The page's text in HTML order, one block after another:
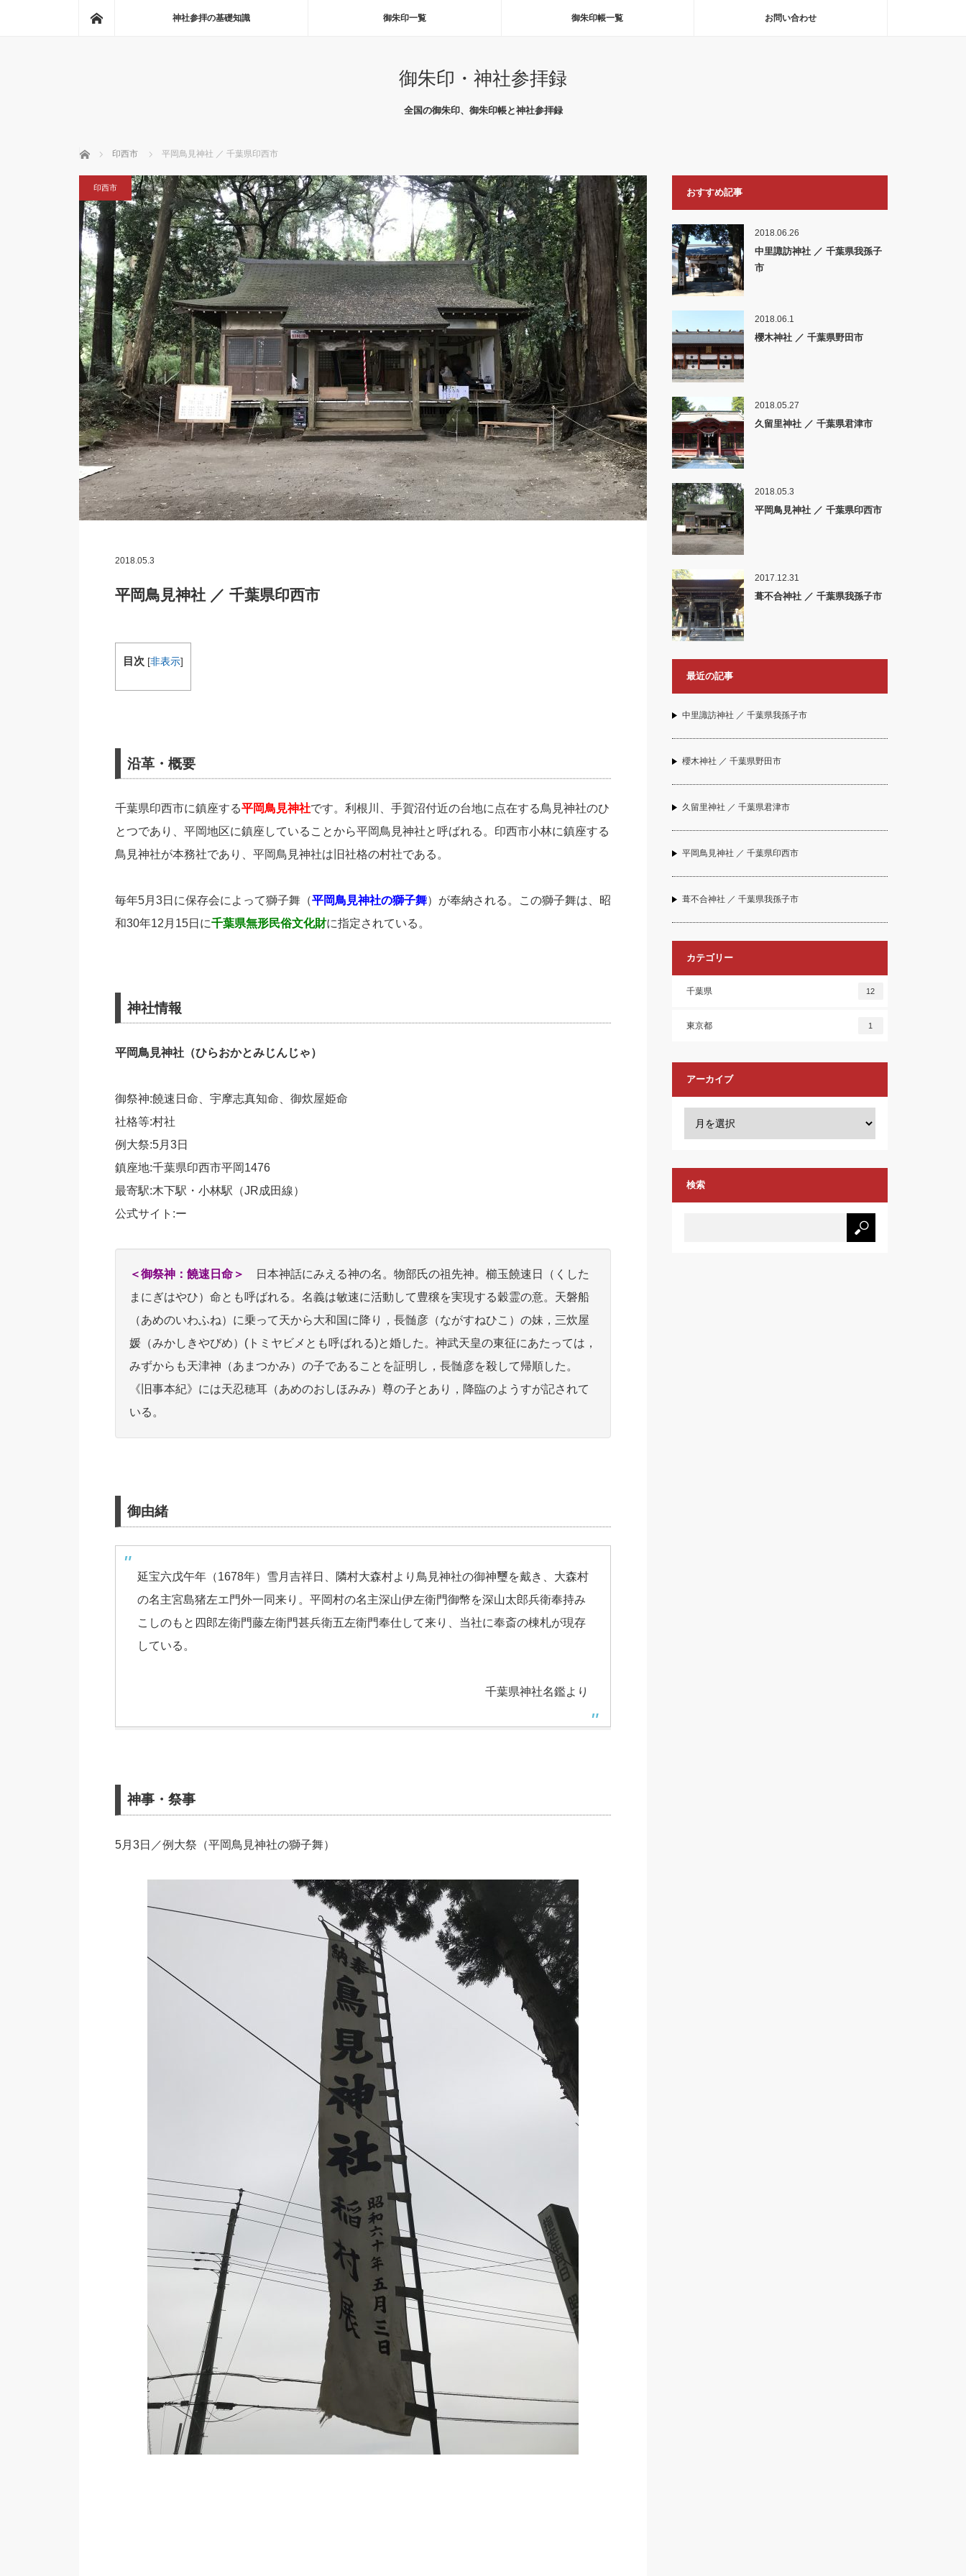
神社参拝の基礎知識 御朱印一覧 御朱印帳一覧 お問い合わせ
御朱印・神社参拝録
全国の御朱印、御朱印帳と神社参拝録
ホーム 印西市 平岡鳥見神社 ／ 千葉県印西市
印西市
2018.05.3
平岡鳥見神社 ／ 千葉県印西市
目次 [非表示]
沿革・概要
千葉県印西市に鎮座する平岡鳥見神社です。利根川、手賀沼付近の台地に点在する鳥見神社のひ
とつであり、平岡地区に鎮座していることから平岡鳥見神社と呼ばれる。印西市小林に鎮座する
鳥見神社が本務社であり、平岡鳥見神社は旧社格の村社である。
毎年5月3日に保存会によって獅子舞（平岡鳥見神社の獅子舞）が奉納される。この獅子舞は、昭
和30年12月15日に千葉県無形民俗文化財に指定されている。
神社情報
平岡鳥見神社（ひらおかとみじんじゃ）
御祭神:饒速日命、宇摩志真知命、御炊屋姫命
社格等:村社
例大祭:5月3日
鎮座地:千葉県印西市平岡1476
最寄駅:木下駅・小林駅（JR成田線）
公式サイト:ー
＜御祭神：饒速日命＞
日本神話にみえる神の名。物部氏の祖先神。櫛玉饒速日（くした
まにぎはやひ）命とも呼ばれる。名義は敏速に活動して豊穣を実現する穀霊の意。天磐船
（あめのいわふね）に乗って天から大和国に降り，長髄彦（ながすねひこ）の妹，三炊屋
媛（みかしきやびめ）(トミヤビメとも呼ばれる)と婚した。神武天皇の東征にあたっては，
みずからも天津神（あまつかみ）の子であることを証明し，長髄彦を殺して帰順した。
《旧事本紀》には天忍穂耳（あめのおしほみみ）尊の子とあり，降臨のようすが記されて
いる。
御由緒
延宝六戊午年（1678年）雪月吉祥日、隣村大森村より鳥見神社の御神璽を戴き、大森村
の名主宮島猪左エ門外一同来り。平岡村の名主深山伊左衛門御幣を深山太郎兵衛奉持み
こしのもと四郎左衛門藤左衛門甚兵衛五左衛門奉仕して来り、当社に奉斎の棟札が現存
している。
千葉県神社名鑑より
神事・祭事
5月3日／例大祭（平岡鳥見神社の獅子舞）
おすすめ記事
2018.06.26
中里諏訪神社 ／ 千葉県我孫子
市
2018.06.1
櫻木神社 ／ 千葉県野田市
2018.05.27
久留里神社 ／ 千葉県君津市
2018.05.3
平岡鳥見神社 ／ 千葉県印西市
2017.12.31
葺不合神社 ／ 千葉県我孫子市
最近の記事
中里諏訪神社 ／ 千葉県我孫子市
櫻木神社 ／ 千葉県野田市
久留里神社 ／ 千葉県君津市
平岡鳥見神社 ／ 千葉県印西市
葺不合神社 ／ 千葉県我孫子市
カテゴリー
千葉県 12
東京都 1
アーカイブ
検索